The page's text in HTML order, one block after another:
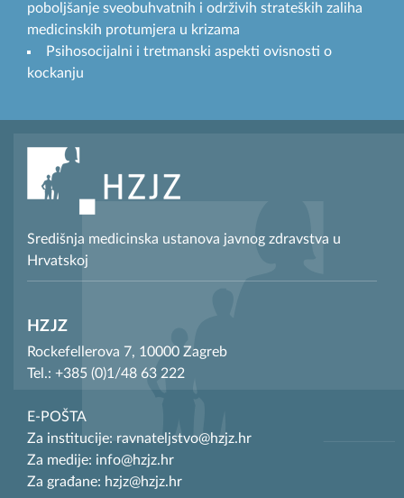
poboljšanje sveobuhvatnih i održivih strateških zaliha
medicinskih protumjera u krizama
Psihosocijalni i tretmanski aspekti ovisnosti o
kockanju
Središnja medicinska ustanova javnog zdravstva u
Hrvatskoj
HZJZ
Rockefellerova 7, 10000 Zagreb
Tel.: +385 (0)1/48 63 222
E-POŠTA
Za institucije: ravnateljstvo@hzjz.hr
Za medije: info@hzjz.hr
Za građane: hzjz@hzjz.hr